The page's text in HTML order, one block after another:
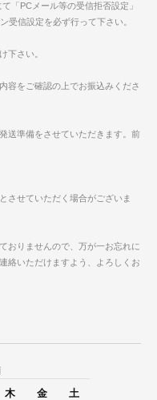
「PCメール等の受信拒否設定」
受信設定を必ず行って下さい。
下さい。
容をご確認の上でお振込みくださ
送準備をさせていただきます。前
させていただく場合がございま
おりませんので、万が一お忘れに
絡いただけますよう、よろしくお
木 金 土